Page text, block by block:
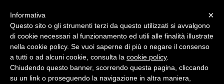
☎324.7403485
×
Informativa
Questo sito o gli strumenti terzi da questo utilizzati si avvalgono
di cookie necessari al funzionamento ed utili alle finalità illustrate
nella cookie policy. Se vuoi saperne di più o negare il consenso
a tutti o ad alcuni cookie, consulta la cookie policy.
Chiudendo questo banner, scorrendo questa pagina, cliccando
su un link o proseguendo la navigazione in altra maniera,